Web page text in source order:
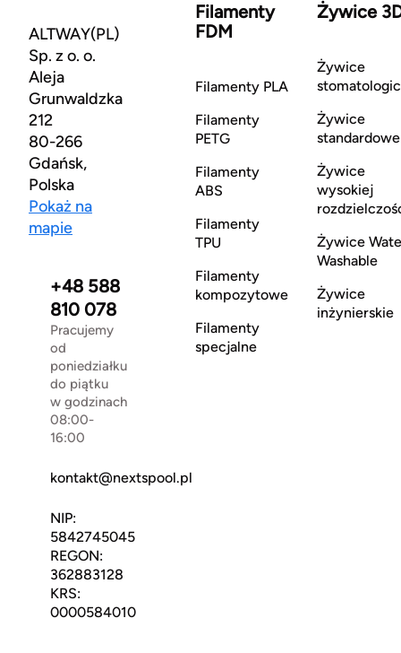
ALTWAY(PL)
Sp. z o. o.
Aleja
Grunwaldzka
212
80-266
Gdańsk,
Polska
Pokaż na
mapie
+48 588
810 078
Pracujemy
od
poniedziałku
do piątku
w godzinach
08:00-
16:00
kontakt@nextspool.pl
NIP:
5842745045
REGON:
362883128
KRS:
0000584010
Filamenty
FDM
Filamenty PLA
Filamenty
PETG
Filamenty
ABS
Filamenty
TPU
Filamenty
kompozytowe
Filamenty
specjalne
Żywice
Żywice
Żywice
standardowe
Żywice
wysokiej
Żywice
Washable
Żywice
inżynierskie